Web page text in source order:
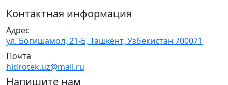
Контактная информация
Адрес
ул. Богишамол, 21-Б, Ташкент, Узбекистан 700071
Почта
hidrotek.uz@mail.ru
Напишите нам